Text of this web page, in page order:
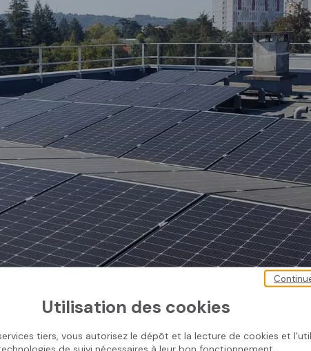
PVC ont été installés sur la toiture de la Direction
Utilisation des cookies
tiers, vous autorisez le dépôt et la lecture de cookies et
de suivi nécessaires à leur bon fonctionnement.